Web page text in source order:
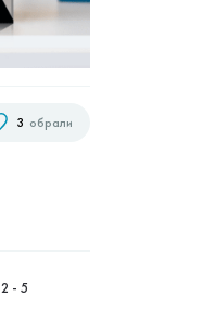
обрали
3
2 - 5